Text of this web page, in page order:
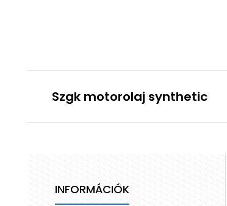
Szgk motorolaj synthetic
INFORMÁCIÓK